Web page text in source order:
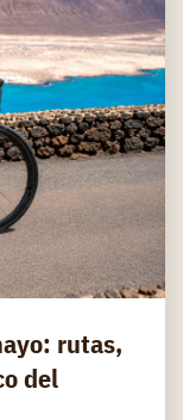
rutas,
del